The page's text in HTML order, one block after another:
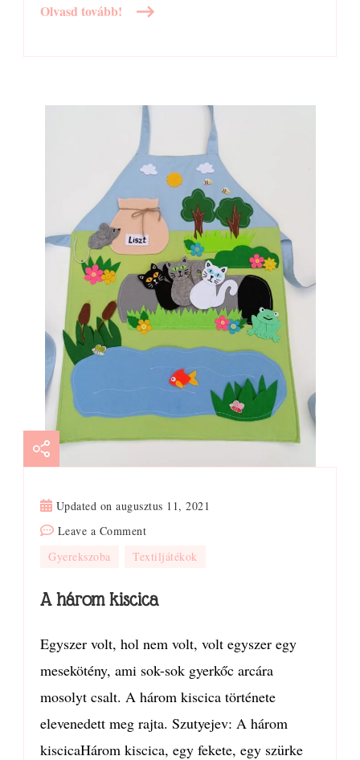
Olvasd tovább!
Updated onaugusztus 11, 2021
Leave a Commenton
A
kiscica
Gyerekszoba Textiljátékok
A három kiscica
Egyszer volt, hol nem volt, volt egyszer egy
mesekötény, ami sok-sok gyerkőc arcára
mosolyt csalt. A három kiscica története
elevenedett meg rajta. Szutyejev: A három
kiscicaHárom kiscica, egy fekete, egy szürke